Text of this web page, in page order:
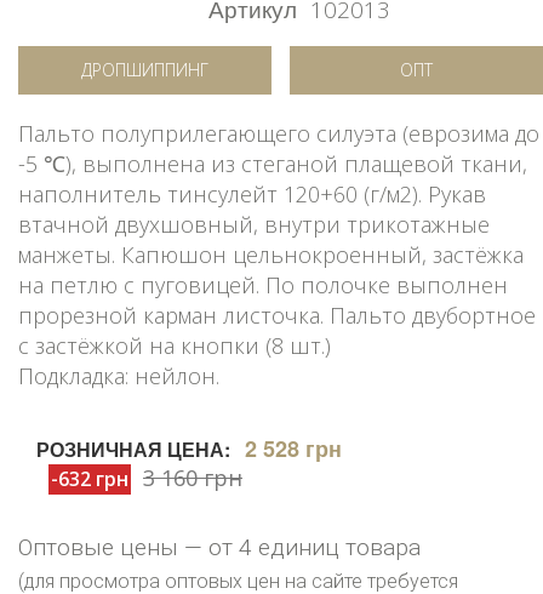
Артикул 102013
ДРОПШИППИНГ ОПТ
Пальто полуприлегающего силуэта (еврозима до
-5 ℃), выполнена из стеганой плащевой ткани,
наполнитель тинсулейт 120+60 (г/м2). Рукав
втачной двухшовный, внутри трикотажные
манжеты. Капюшон цельнокроенный, застёжка
на петлю с пуговицей. По полочке выполнен
прорезной карман листочка. Пальто двубортное
с застёжкой на кнопки (8 шт.)
Подкладка: нейлон.
РОЗНИЧНАЯ ЦЕНА: 2 528 грн
-632 грн 3 160 грн
Оптовые цены — от 4 единиц товара
(для просмотра оптовых цен на сайте требуется